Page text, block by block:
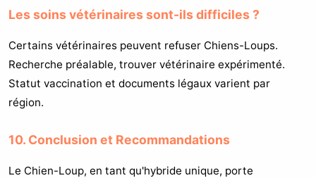
Les soins vétérinaires sont-ils difficiles ?
Certains vétérinaires peuvent refuser Chiens-Loups.
Recherche préalable, trouver vétérinaire expérimenté.
Statut vaccination et documents légaux varient par
région.
10. Conclusion et Recommandations
Le Chien-Loup, en tant qu'hybride unique, porte